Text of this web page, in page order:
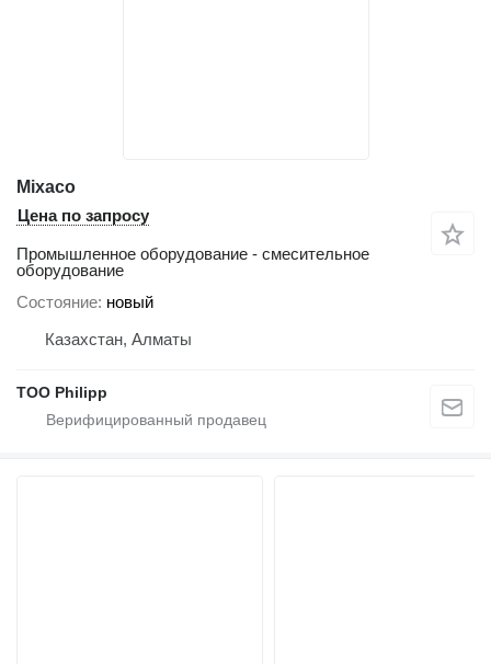
Mixaco
Цена по запросу
Промышленное оборудование - смесительное
оборудование
Состояние новый
Казахстан, Алматы
ТОО Philipp